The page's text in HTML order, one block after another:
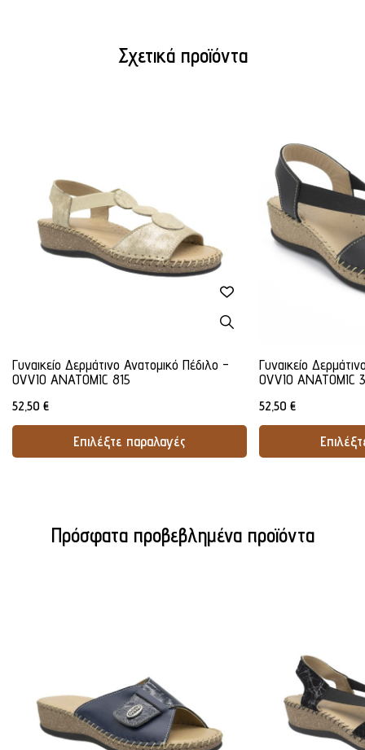
Σχετικά προϊόντα
Γυναικείο Δερμάτινο Ανατομικό Πέδιλο -
OVVIO ANATOMIC 815
52,50 €
Επιλέξτε παραλαγές
Γυναικείο
OVVIO ANATOMIC
52,50 €
Πρόσφατα προβεβλημένα προϊόντα